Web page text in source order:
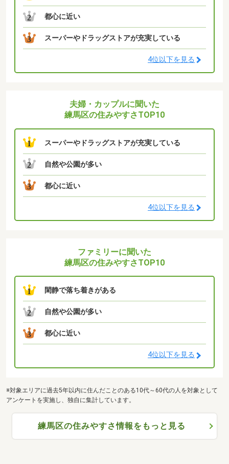
2 都心に近い
3 スーパーやドラッグストアが充実している
4位以下を見る
夫婦・カップルに聞いた
練馬区の住みやすさTOP10
1 スーパーやドラッグストアが充実している
2 自然や公園が多い
3 都心に近い
4位以下を見る
ファミリーに聞いた
練馬区の住みやすさTOP10
1 閑静で落ち着きがある
2 自然や公園が多い
3 都心に近い
4位以下を見る
※対象エリアに過去5年以内に住んだことのある10代～60代の人を対象として
アンケートを実施し、独自に集計しています。
練馬区の住みやすさ情報をもっと見る